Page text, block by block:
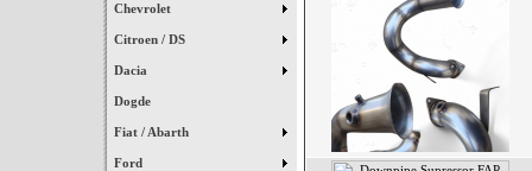
Chevrolet
Citroen / DS
Dacia
Dogde
Fiat / Abarth
Ford